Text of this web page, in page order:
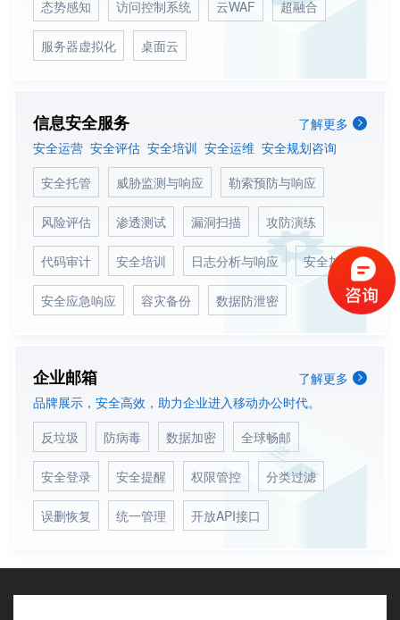
态势感知 访问控制系统 云WAF 超融合
服务器虚拟化 桌面云
信息安全服务
了解更多
安全运营 安全评估 安全培训 安全运维 安全规划咨询
安全托管
威胁监测与响应 勒索预防与响应
风险评估 渗透测试 漏洞扫描 攻防演练
代码审计 安全培训 日志分析与响应 安全加固
安全应急响应 容灾备份 数据防泄密
企业邮箱
了解更多
品牌展示，安全高效，助力企业进入移动办公时代。
反垃圾
防病毒 数据加密 全球畅邮
安全登录 安全提醒 权限管控 分类过滤
误删恢复 统一管理 开放API接口